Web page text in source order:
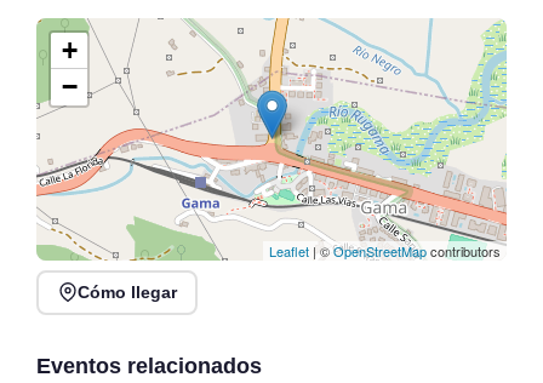
+
−
Leaflet | ©OpenStreetMapcontributors
Cómo llegar
Eventos relacionados
Rosana Garín en directo
Colindres